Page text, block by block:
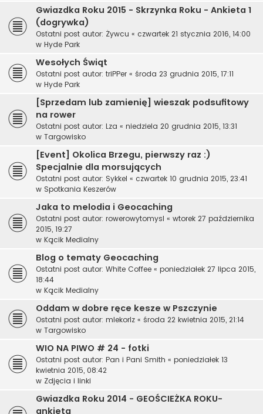
Gwiazdka Roku 2015 - Skrzynka Roku - Ankieta 1
(dogrywka)
Ostatni post autor: Żywcu « czwartek 21 stycznia 2016, 14:00
w Hyde Park
Wesołych Świąt
Ostatni post autor: triPPer « środa 23 grudnia 2015, 17:11
w Hyde Park
[Sprzedam lub zamienię] wieszak podsufitowy
na rower
Ostatni post autor: Lza « niedziela 20 grudnia 2015, 13:31
w Targowisko
[Event] Okolica Brzegu, pierwszy raz :)
Specjalnie dla morsujących
Ostatni post autor: Sykkel « czwartek 10 grudnia 2015, 23:41
w Spotkania Keszerów
Jaka to melodia i Geocaching
Ostatni post autor: rowerowytomysl « wtorek 27 października
2015, 19:27
w Kącik Medialny
Blog o tematy Geocaching
Ostatni post autor: White Coffee « poniedziałek 27 lipca 2015,
18:44
w Kącik Medialny
Oddam w dobre ręce kesze w Pszczynie
Ostatni post autor: mlekorlz « środa 22 kwietnia 2015, 21:14
w Targowisko
WIO NA PIWO # 24 - fotki
Ostatni post autor: Pan i Pani Smith « poniedziałek 13
kwietnia 2015, 08:42
w Zdjęcia i linki
Gwiazdka Roku 2014 - GEOŚCIEŻKA ROKU-
ankieta